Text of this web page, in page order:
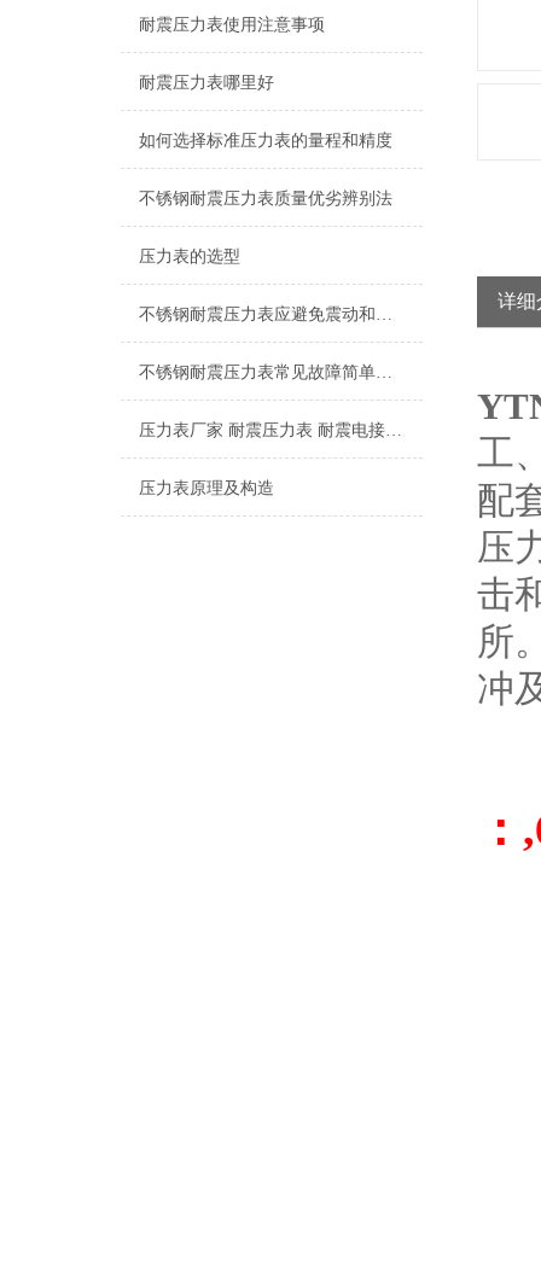
耐震压力表使用注意事项
耐震压力表哪里好
如何选择标准压力表的量程和精度
不锈钢耐震压力表质量优劣辨别法
压力表的选型
不锈钢耐震压力表应避免震动和碰撞，以免损坏
不锈钢耐震压力表常见故障简单分析，本文了解
压力表厂家 耐震压力表 耐震电接点压力表 隔膜压力表
压力表原理及构造
详细
工
配
压
击
所
冲